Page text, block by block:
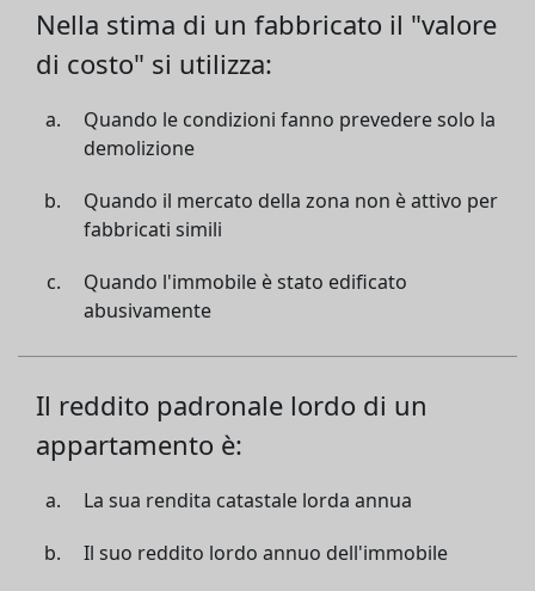
Nella stima di un fabbricato il "valore
di costo" si utilizza:
Quando le condizioni fanno prevedere solo la
demolizione
Quando il mercato della zona non è attivo per
fabbricati simili
Quando l'immobile è stato edificato
abusivamente
Il reddito padronale lordo di un
appartamento è:
La sua rendita catastale lorda annua
Il suo reddito lordo annuo dell'immobile